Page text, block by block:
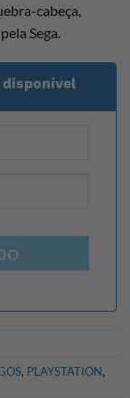
cabeça,
Sega.
, PLAYSTATION,